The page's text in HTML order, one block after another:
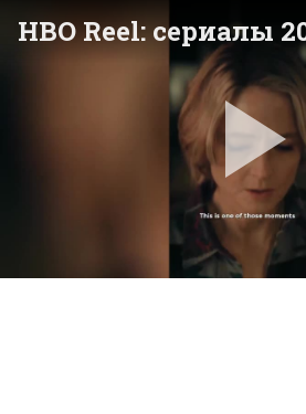
HBO Reel: сериалы